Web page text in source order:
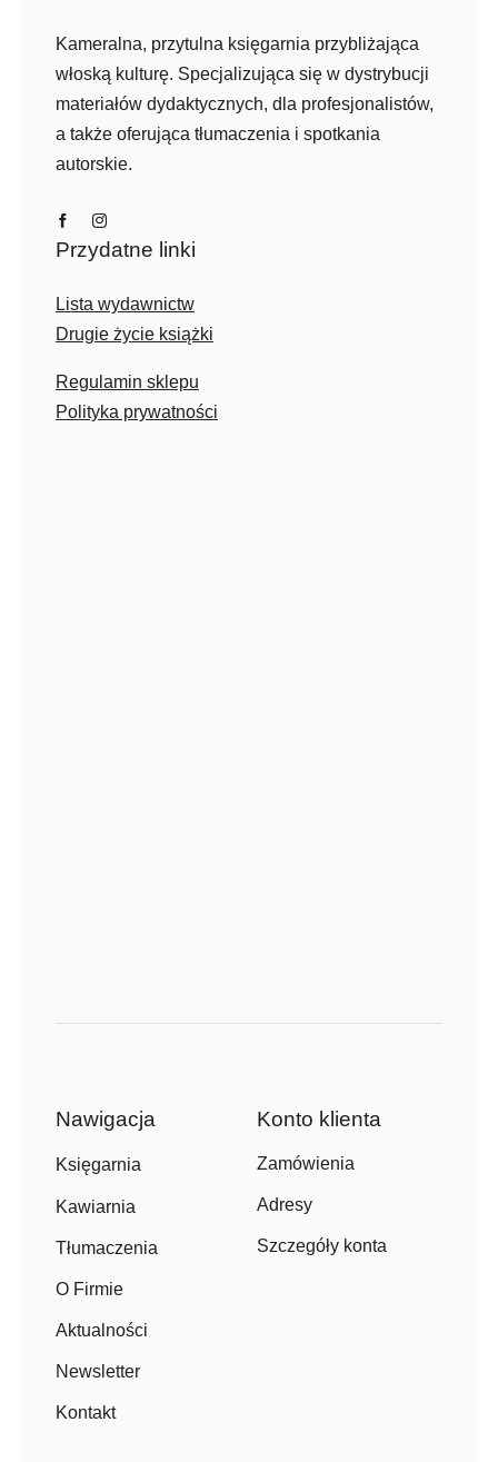
Kameralna, przytulna księgarnia przybliżająca
włoską kulturę. Specjalizująca się w dystrybucji
materiałów dydaktycznych, dla profesjonalistów,
a także oferująca tłumaczenia i spotkania
autorskie.
Przydatne linki
Lista wydawnictw
Drugie życie książki
Regulamin sklepu
Polityka prywatności
Nawigacja
Księgarnia
Kawiarnia
Tłumaczenia
O Firmie
Aktualności
Newsletter
Kontakt
Konto klienta
Zamówienia
Adresy
Szczegóły konta